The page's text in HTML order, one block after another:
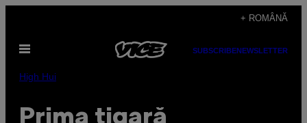
content
+ ROMÂNĂ
Open
SUBSCRIBENEWSLETTER
High Hui
Prima țigară